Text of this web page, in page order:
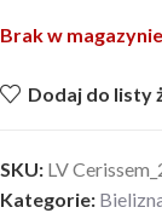
Brak w magazynie
Dodaj do listy
SKU: LV
Kategorie: